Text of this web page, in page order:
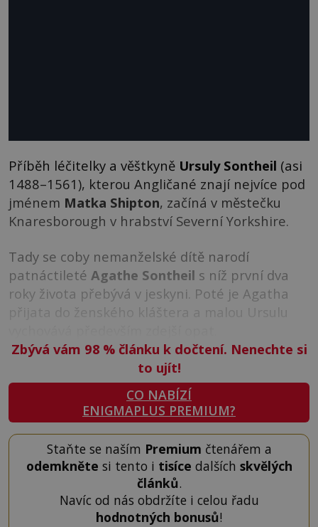
Příběh léčitelky a věštkyně Ursuly Sontheil (asi
1488–1561), kterou Angličané znají nejvíce pod
jménem Matka Shipton, začíná v městečku
Knaresborough v hrabství Severní Yorkshire.
Tady se coby nemanželské dítě narodí
patnáctileté Agathe Sontheil s níž první dva
roky života přebývá v jeskyni. Poté je Agatha
přijata do ženského kláštera a malou Ursulu
Zbývá vám 98 %článku k dočtení. Nenechte si
to ujít!
CO NABÍZÍ
ENIGMAPLUS PREMIUM?
Staňte se naším Premium čtenářem a
odemkněte si tento i tisíce dalších skvělých
článků.
Navíc od nás obdržíte i celou řadu
hodnotných bonusů!